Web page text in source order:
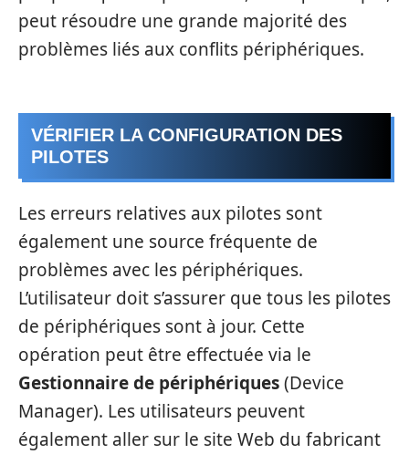
peut résoudre une grande majorité des
problèmes liés aux conflits périphériques.
VÉRIFIER LA CONFIGURATION DES
PILOTES
Les erreurs relatives aux pilotes sont
également une source fréquente de
problèmes avec les périphériques.
L’utilisateur doit s’assurer que tous les pilotes
de périphériques sont à jour. Cette
opération peut être effectuée via le
Gestionnaire de périphériques(Device
Manager). Les utilisateurs peuvent
également aller sur le site Web du fabricant